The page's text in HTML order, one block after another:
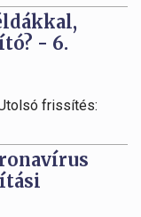
- 6.
frissítés: